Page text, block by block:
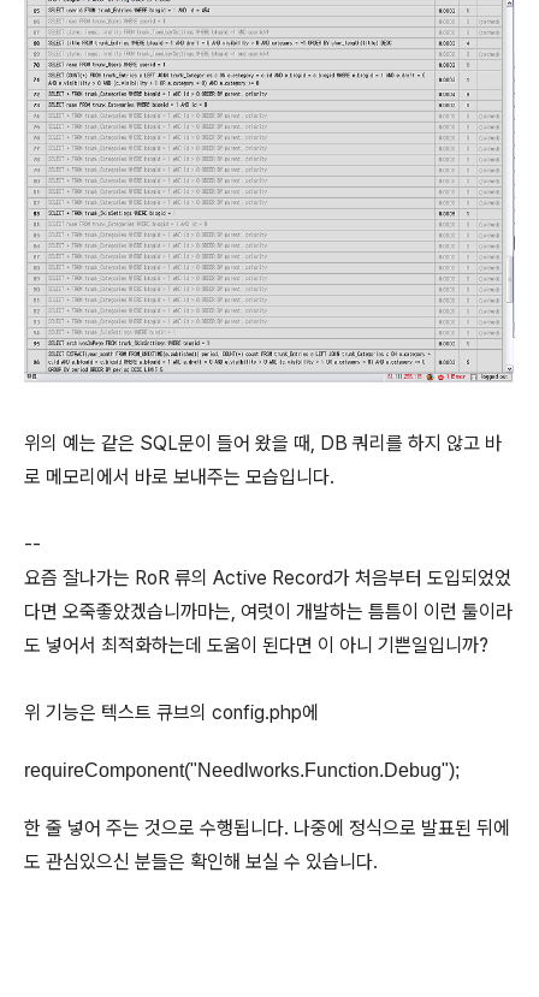
위의 예는 같은 SQL문이 들어 왔을 때, DB 쿼리를 하지 않고 바
로 메모리에서 바로 보내주는 모습입니다.
--
요즘 잘나가는 RoR 류의 Active Record가 처음부터 도입되었었
다면 오죽좋았겠습니까마는, 여럿이 개발하는 틈틈이 이런 툴이라
도 넣어서 최적화하는데 도움이 된다면 이 아니 기쁜일입니까?
위 기능은 텍스트 큐브의 config.php에
requireComponent("Needlworks.Function.Debug");
한 줄 넣어 주는 것으로 수행됩니다. 나중에 정식으로 발표된 뒤에
도 관심있으신 분들은 확인해 보실 수 있습니다.